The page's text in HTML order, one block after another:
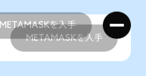
METAMASKを入手
METAMASKを入手
METAMASKを入手